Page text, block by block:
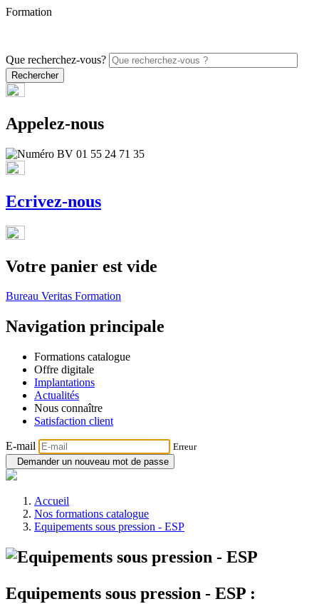
Formation
Que recherchez-vous?
Appelez-nous
Ecrivez-nous
Votre panier est vide
Bureau Veritas Formation
Navigation principale
Formations catalogue
Offre digitale
Implantations
Actualités
Nous connaître
Satisfaction client
E-mail
Erreur
Demander un nouveau mot de passe
Accueil
Nos formations catalogue
Equipements sous pression - ESP
Equipements sous pression - ESP :